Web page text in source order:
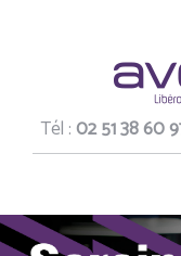
Tél :02 51 38 60